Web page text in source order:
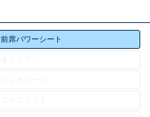
前席パワーシート